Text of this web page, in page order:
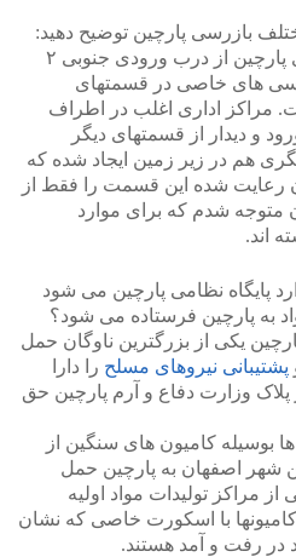
بازرسی پارچین توضیح دهید:
برای ورود به قسمتهای تولیدی پارچین از درب ورودی جنوبی ۲
های خاصی در قسمتهای
مراکز اداری اغلب در اطراف
از ورود و دیدار از قسمتهای دیگر
هم در زیر زمین ایجاد شده که
رعایت شده این قسمت را فقط از
شدم که برای موارد
اند.
پایگاه نظامی پارچین می شود
به پارچین فرستاده می شود؟
یکی از بزرگترین ناوگان حمل
پشتیبانی نیروهای مسلح را دارا
پلاک وزارت دفاع و آرم پارچین حق
بوسیله کامیون های سنگین از
شهر اصفهان به پارچین حمل
مراکز تولیدات مواد اولیه
کامیونها با اسکورت خاصی که نشان
رفت و آمد هستند.